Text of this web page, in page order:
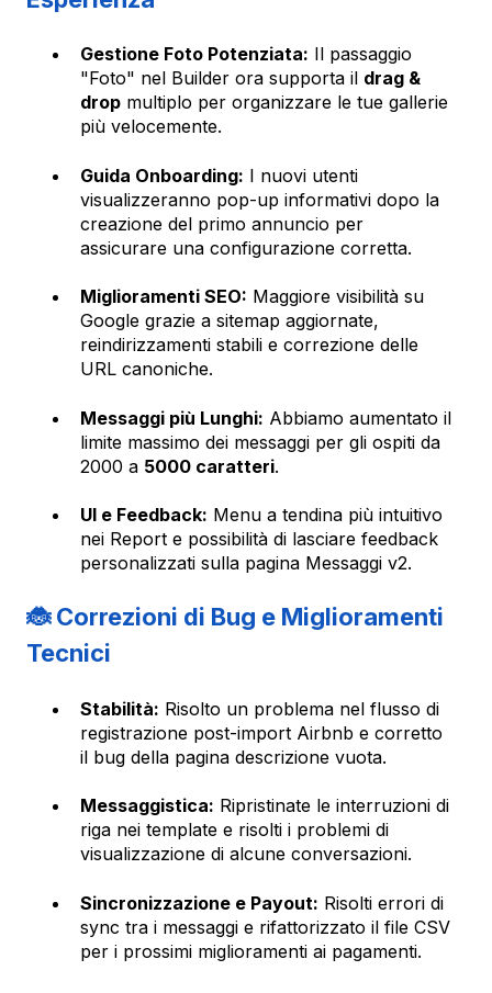
Gestione Foto Potenziata: Il passaggio
"Foto" nel Builder ora supporta il drag &
drop multiplo per organizzare le tue gallerie
più velocemente.
Guida Onboarding: I nuovi utenti
visualizzeranno pop-up informativi dopo la
creazione del primo annuncio per
assicurare una configurazione corretta.
Miglioramenti SEO: Maggiore visibilità su
Google grazie a sitemap aggiornate,
reindirizzamenti stabili e correzione delle
URL canoniche.
Messaggi più Lunghi: Abbiamo aumentato il
limite massimo dei messaggi per gli ospiti da
2000 a 5000 caratteri.
UI e Feedback: Menu a tendina più intuitivo
nei Report e possibilità di lasciare feedback
personalizzati sulla pagina Messaggi v2.
🐞 Correzioni di Bug e Miglioramenti
Tecnici
Stabilità: Risolto un problema nel flusso di
registrazione post-import Airbnb e corretto
il bug della pagina descrizione vuota.
Messaggistica: Ripristinate le interruzioni di
riga nei template e risolti i problemi di
visualizzazione di alcune conversazioni.
Sincronizzazione e Payout: Risolti errori di
sync tra i messaggi e rifattorizzato il file CSV
per i prossimi miglioramenti ai pagamenti.